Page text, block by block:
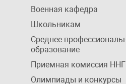
Военная кафедра
Школьникам
Среднее
образование
Приемная комиссия
Олимпиады и конкурсы